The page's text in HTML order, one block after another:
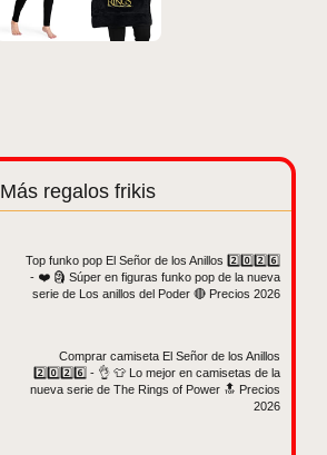
Más regalos frikis
Top funko pop El Señor de los Anillos 2️⃣0️⃣2️⃣6️⃣
- ❤️ 🗿 Súper en figuras funko pop de la nueva
serie de Los anillos del Poder 🔴 Precios 2026
Comprar camiseta El Señor de los Anillos
2️⃣0️⃣2️⃣6️⃣ - 👌 👕 Lo mejor en camisetas de la
nueva serie de The Rings of Power 🔝 Precios
2026